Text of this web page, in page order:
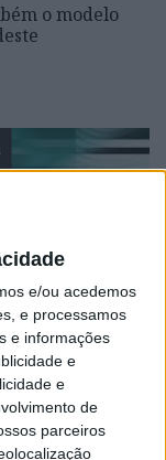
e/ou acedemos
e processamos
e informações
e
e
de
parceiros
o modelo
ter um